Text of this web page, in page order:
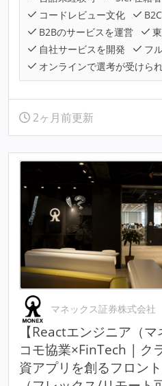
コードレビュー文化
B2Bのサービスを運営
自社サービスを開発
フ
オンラインで選考が受けら
2ヶ月前更新
マネックス証券株式会社
【Reactエンジニア（
コモ協業×FinTech | ク
資アプリを創るフロン